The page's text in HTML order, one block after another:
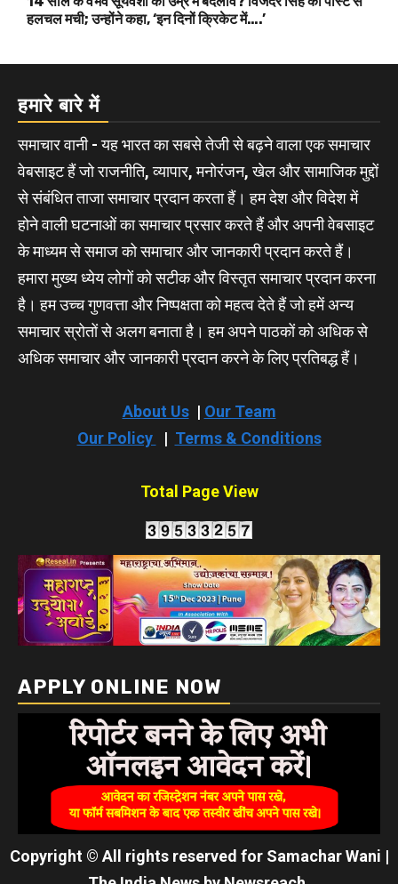
हलचल मची; उन्होंने कहा, ‘इन दिनों क्रिकेट में….’
हमारे बारे में
समाचार वानी - यह भारत का सबसे तेजी से बढ़ने वाला एक समाचार
वेबसाइट हैं जो राजनीति, व्यापार, मनोरंजन, खेल और सामाजिक मुद्दों
से संबंधित ताजा समाचार प्रदान करता हैं। हम देश और विदेश में
होने वाली घटनाओं का समाचार प्रसार करते हैं और अपनी वेबसाइट
के माध्यम से समाज को समाचार और जानकारी प्रदान करते हैं।
हमारा मुख्य ध्येय लोगों को सटीक और विस्तृत समाचार प्रदान करना
है। हम उच्च गुणवत्ता और निष्पक्षता को महत्व देते हैं जो हमें अन्य
समाचार स्रोतों से अलग बनाता है। हम अपने पाठकों को अधिक से
अधिक समाचार और जानकारी प्रदान करने के लिए प्रतिबद्ध हैं।
About Us| Our Team
Our Policy
| Terms & Conditions
Total Page View
APPLY ONLINE NOW
Copyright © All rights reserved for Samachar Wani |